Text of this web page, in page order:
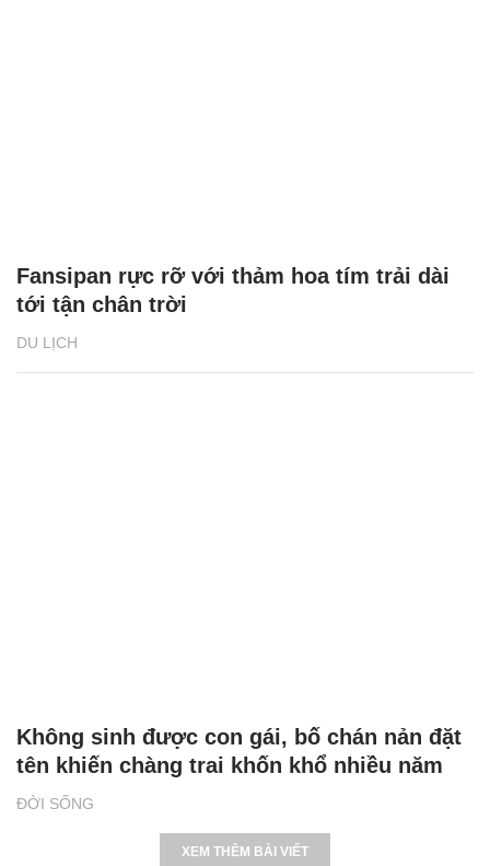
DU LỊCH
Fansipan rực rỡ với thảm hoa tím trải dài
tới tận chân trời
ĐỜI SỐNG
Không sinh được con gái, bố chán nản đặt
tên khiến chàng trai khốn khổ nhiều năm
XEM THÊM BÀI VIẾT